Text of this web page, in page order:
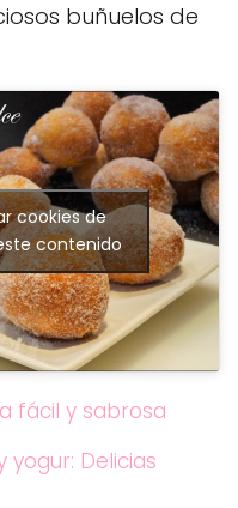
buñuelos de
cookies de
contenido
fácil y sabrosa
yogur: Delicias